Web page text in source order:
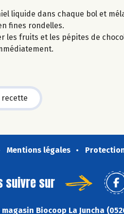
liquide dans chaque bol et
fines rondelles.
les fruits et les pépites de
Mentions légales
suivre sur
Biocoop La Juncha